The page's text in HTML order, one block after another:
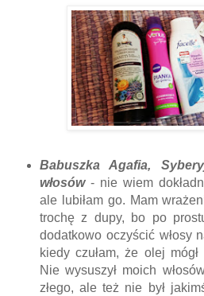
Babuszka Agafia,
włosów- nie wiem
ale lubiłam go. Mam
trochę z dupy, bo po
dodatkowo oczyścić włosy
kiedy czułam, że olej mógł
Nie wysuszył moich
złego, ale też nie był